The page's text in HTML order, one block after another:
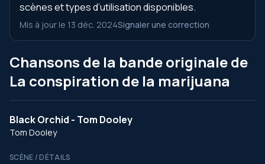
scènes et types d’utilisation disponibles.
Mis à jour le 13 déc. 2024Signaler une correction
Chansons de la bande originale de
La conspiration de la marijuana
Black Orchid - Tom Dooley
Tom Dooley
SCÈNE / DÉTAILS